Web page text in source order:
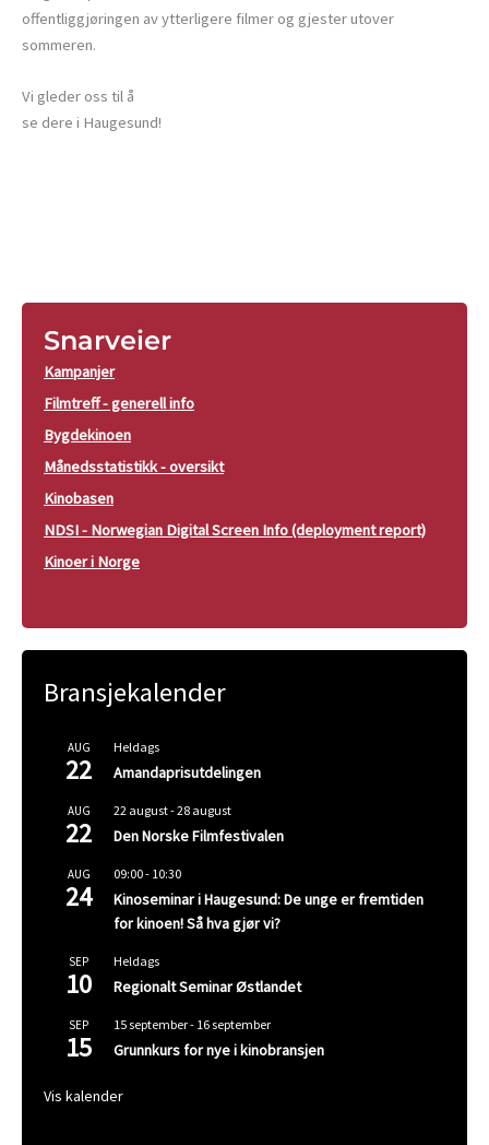
offentliggjøringen av ytterligere filmer og gjester utover
sommeren.
Vi gleder oss til å
se dere i Haugesund!
Snarveier
Kampanjer
Filmtreff - generell info
Bygdekinoen
Månedsstatistikk - oversikt
Kinobasen
NDSI - Norwegian Digital Screen Info (deployment report)
Kinoer i Norge
Bransjekalender
AUG
22
Heldags
Amandaprisutdelingen
AUG
22
22 august-28 august
Den Norske Filmfestivalen
AUG
24
09:00- 10:30
Kinoseminar i Haugesund: De unge er fremtiden
for kinoen! Så hva gjør vi?
SEP
10
Heldags
Regionalt Seminar Østlandet
SEP
15
15 september- 16 september
Grunnkurs for nye i kinobransjen
Vis kalender